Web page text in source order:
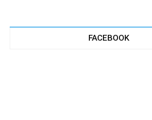
FACEBOOK